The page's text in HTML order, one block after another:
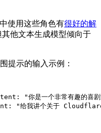
使用这些角色有很好的解
他文本生成模型倾向于
提示的输入示例：
:
"你是一个非常有趣的喜
:
"给我讲个关于